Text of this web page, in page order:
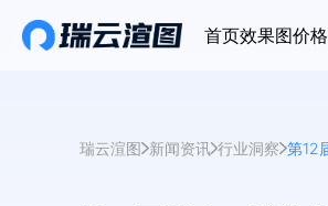
首页效果图价格
瑞云渲图 新闻资讯 行业洞察 第12